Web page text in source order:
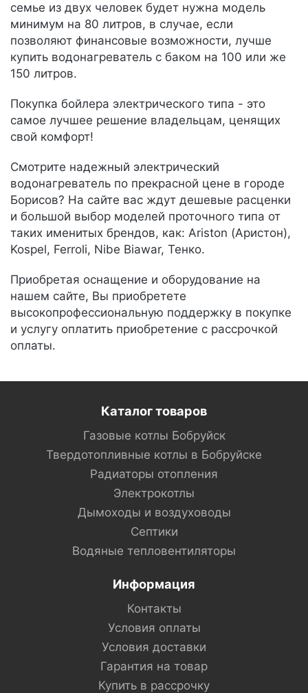
семье из двух человек будет нужна модель
минимум на 80 литров, в случае, если
позволяют финансовые возможности, лучше
купить водонагреватель с баком на 100 или же
150 литров.
Покупка бойлера электрического типа - это
самое лучшее решение владельцам, ценящих
свой комфорт!
Смотрите надежный электрический
водонагреватель по прекрасной цене в городе
Борисов? На сайте вас ждут дешевые расценки
и большой выбор моделей проточного типа от
таких именитых брендов, как: Ariston (Аристон),
Kospel, Ferroli, Nibe Biawar, Тенко.
Приобретая оснащение и оборудование на
нашем сайте, Вы приобретете
высокопрофессиональную поддержку в покупке
и услугу оплатить приобретение с рассрочкой
оплаты.
Каталог товаров
Газовые котлы Бобруйск
Твердотопливные котлы в Бобруйске
Радиаторы отопления
Электрокотлы
Дымоходы и воздуховоды
Септики
Водяные тепловентиляторы
Информация
Контакты
Условия оплаты
Условия доставки
Гарантия на товар
Купить в рассрочку